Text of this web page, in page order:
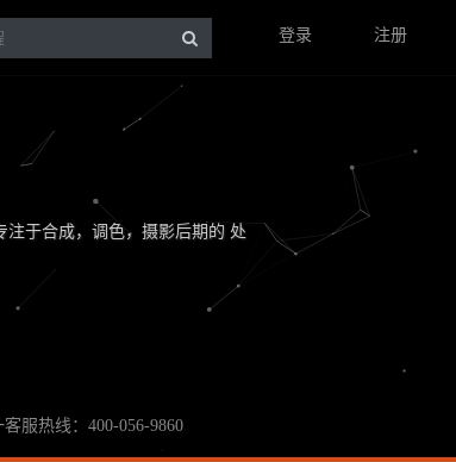
登录 注册
注于合成，调色，摄影后期的 处
服热线：400-056-9860